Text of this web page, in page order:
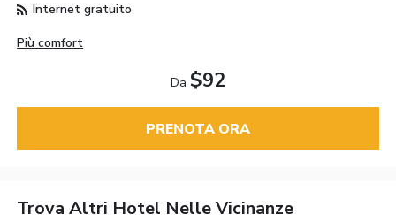
Internet gratuito
Più comfort
Da $92
PRENOTA ORA
Trova Altri Hotel Nelle Vicinanze